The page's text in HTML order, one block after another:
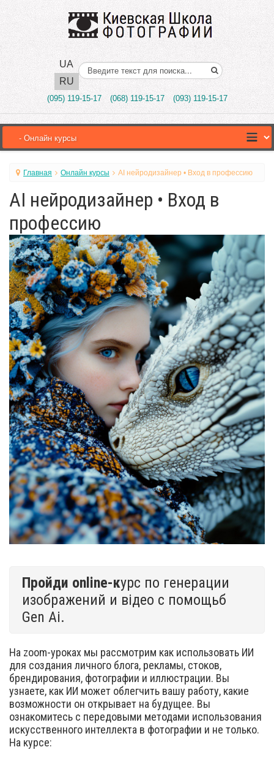
UA
RU
Поиск..
(095) 119-15-17 (068) 119-15-17 (093) 119-15-17
Главная Онлайн курсы AI нейродизайнер • Вход в профессию
AI нейродизайнер • Вход в
профессию
Пройди online-курс по генерации
изображений и відео с помощьб
Gen Ai.
На zoom-уроках мы рассмотрим как использовать ИИ
для создания личного блога, рекламы, стоков,
брендирования, фотографии и иллюстрации. Вы
узнаете, как ИИ может облегчить вашу работу, какие
возможности он открывает на будущее. Вы
ознакомитесь с передовыми методами использования
искусственного интеллекта в фотографии и не только.
На курсе: